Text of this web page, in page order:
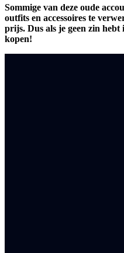
Sommige van deze oude
outfits en accessoires te
prijs. Dus als je geen zin hebt
kopen!